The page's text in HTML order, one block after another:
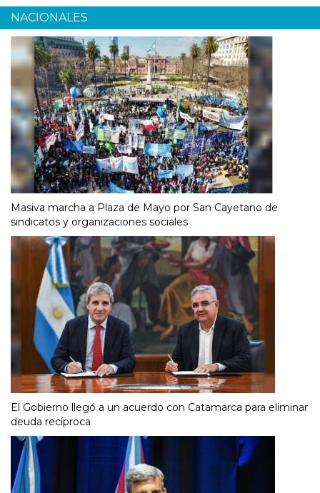
NACIONALES
Masiva marcha a Plaza de Mayo por San Cayetano de
sindicatos y organizaciones sociales
El Gobierno llegó a un acuerdo con Catamarca para eliminar
deuda recíproca